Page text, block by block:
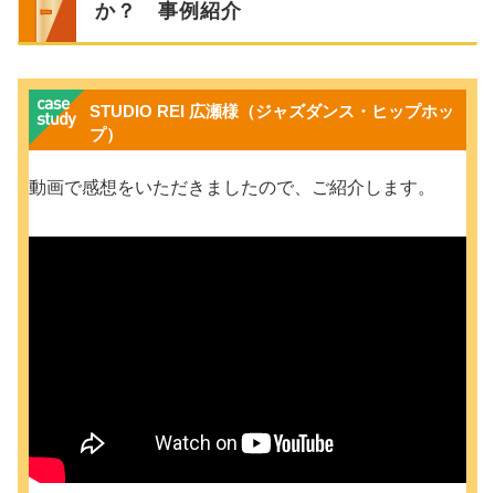
か？ 事例紹介
STUDIO REI 広瀬様（ジャズダンス・ヒップホッ
プ）
動画で感想をいただきましたので、ご紹介します。